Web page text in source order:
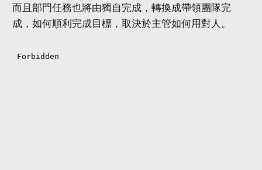
而且部門任務也將由獨自完成，轉換成帶領團隊完
成，如何順利完成目標，取決於主管如何用對人。